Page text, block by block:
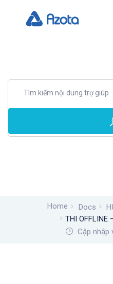
Home Docs
THI OFFLINE
Cập nhập